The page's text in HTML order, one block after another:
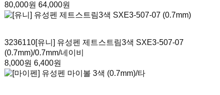
80,000원 64,000원
3236110[유니] 유성펜 제트스트림3색 SXE3-507-07
(0.7mm)/0.7mm/네이비
8,000원 6,400원